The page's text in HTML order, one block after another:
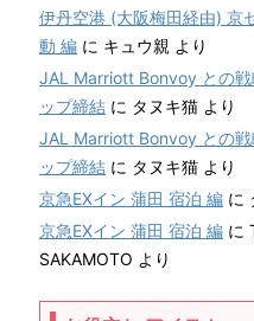
伊丹空港 (大阪梅田経由) 京
動 編 に キュウ親 より
JAL Marriott Bonvoy との戦
ップ締結 に タヌキ猫 より
JAL Marriott Bonvoy との戦
ップ締結 に タヌキ猫 より
京急EXイン 蒲田 宿泊 編 に
京急EXイン 蒲田 宿泊 編 に
SAKAMOTO より